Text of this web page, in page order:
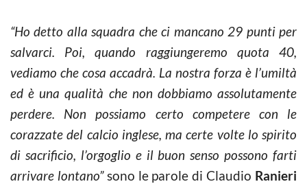
“Ho detto alla squadra che ci mancano 29 punti per
salvarci. Poi, quando raggiungeremo quota 40,
vediamo che cosa accadrà. La nostra forza è l’umiltà
ed è una qualità che non dobbiamo assolutamente
perdere. Non possiamo certo competere con le
corazzate del calcio inglese, ma certe volte lo spirito
di sacrificio, l’orgoglio e il buon senso possono farti
arrivare lontano”sono le parole di Claudio Ranieri